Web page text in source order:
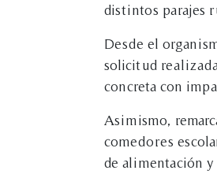
distintos parajes
Desde el
solicitud
concreta con
Asimismo,
comedores
de alimentación y